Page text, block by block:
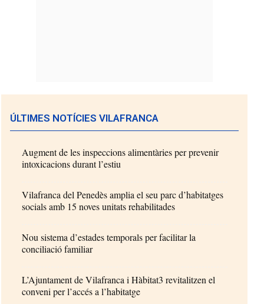
ÚLTIMES NOTÍCIES VILAFRANCA
Augment de les inspeccions alimentàries per prevenir
intoxicacions durant l’estiu
Vilafranca del Penedès amplia el seu parc d’habitatges
socials amb 15 noves unitats rehabilitades
Nou sistema d’estades temporals per facilitar la
conciliació familiar
L’Ajuntament de Vilafranca i Hàbitat3 revitalitzen el
conveni per l’accés a l’habitatge